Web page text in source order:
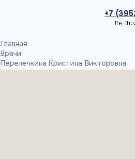
+7
Пн-Пт:
Главная
Врачи
Перепечкина Кристина Викторовна